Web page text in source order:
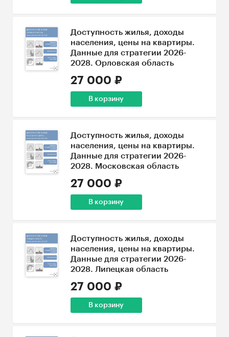
Доступность жилья, доходы
населения, цены на квартиры.
Данные для стратегии 2026-
2028. Орловская область
27 000 ₽
В корзину
Доступность жилья, доходы
населения, цены на квартиры.
Данные для стратегии 2026-
2028. Московская область
27 000 ₽
В корзину
Доступность жилья, доходы
населения, цены на квартиры.
Данные для стратегии 2026-
2028. Липецкая область
27 000 ₽
В корзину